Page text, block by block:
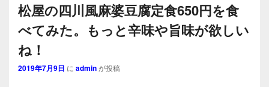
松屋の四川風麻婆豆腐定食650円を食
べてみた。もっと辛味や旨味が欲しい
ね！
2019年7月9日 に adminが投稿